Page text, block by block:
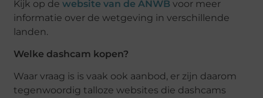
Kijk op dewebsite van de ANWB voor meer
informatie over de wetgeving in verschillende
landen.
Welke dashcam kopen?
Waar vraag is is vaak ook aanbod, er zijn daarom
tegenwoordig talloze websites die dashcams